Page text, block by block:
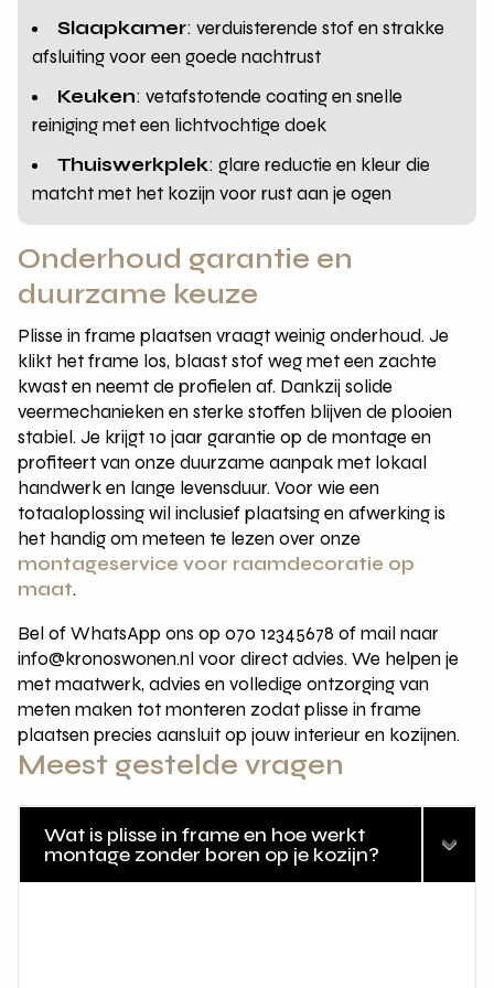
Slaapkamer: verduisterende stof en strakke
afsluiting voor een goede nachtrust
Keuken: vetafstotende coating en snelle
reiniging met een lichtvochtige doek
Thuiswerkplek: glare reductie en kleur die
matcht met het kozijn voor rust aan je ogen
Onderhoud garantie en
duurzame keuze
Plisse in frame plaatsen vraagt weinig onderhoud. Je
klikt het frame los, blaast stof weg met een zachte
kwast en neemt de profielen af. Dankzij solide
veermechanieken en sterke stoffen blijven de plooien
stabiel. Je krijgt 10 jaar garantie op de montage en
profiteert van onze duurzame aanpak met lokaal
handwerk en lange levensduur. Voor wie een
totaaloplossing wil inclusief plaatsing en afwerking is
het handig om meteen te lezen over onze
montageservice voor raamdecoratie op
maat.
Bel of WhatsApp ons op 070 12345678 of mail naar
info@kronoswonen.nl voor direct advies. We helpen je
met maatwerk, advies en volledige ontzorging van
meten maken tot monteren zodat plisse in frame
plaatsen precies aansluit op jouw interieur en kozijnen.
Meest gestelde vragen
Wat is plisse in frame en hoe werkt
montage zonder boren op je kozijn?